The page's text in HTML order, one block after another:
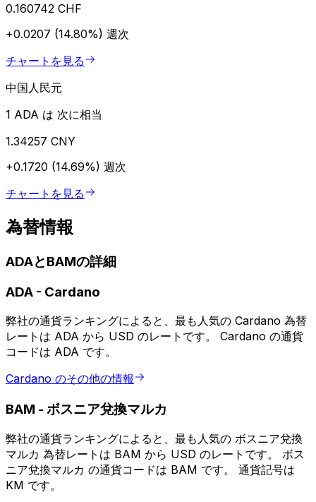
0.160742 CHF
+0.0207 (14.80%) 週次
チャートを見る
中国人民元
1 ADA は 次に相当
1.34257 CNY
+0.1720 (14.69%) 週次
チャートを見る
為替情報
ADAとBAMの詳細
ADA - Cardano
弊社の通貨ランキングによると、最も人気の Cardano 為替
レートは ADA から USD のレートです。 Cardano の通貨
コードは ADA です。
Cardano のその他の情報
BAM - ボスニア兌換マルカ
弊社の通貨ランキングによると、最も人気の ボスニア兌換
マルカ 為替レートは BAM から USD のレートです。 ボス
ニア兌換マルカ の通貨コードは BAM です。 通貨記号は
KM です。